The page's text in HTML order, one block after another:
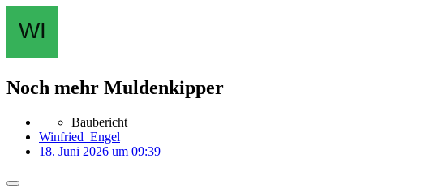
Noch mehr Muldenkipper
Baubericht
Winfried_Engel
18. Juni 2026 um 09:39